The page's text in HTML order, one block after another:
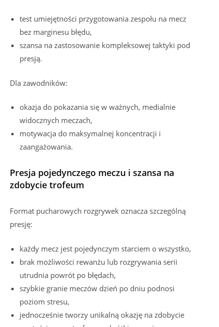
test umiejętności przygotowania zespołu na mecz
bez marginesu błędu,
szansa na zastosowanie kompleksowej taktyki pod
presją.
Dla zawodników:
okazja do pokazania się w ważnych, medialnie
widocznych meczach,
motywacja do maksymalnej koncentracji i
zaangażowania.
Presja pojedynczego meczu i szansa na
zdobycie trofeum
Format pucharowych rozgrywek oznacza szczególną
presję:
każdy mecz jest pojedynczym starciem o wszystko,
brak możliwości rewanżu lub rozgrywania serii
utrudnia powrót po błędach,
szybkie granie meczów dzień po dniu podnosi
poziom stresu,
jednocześnie tworzy unikalną okazję na zdobycie